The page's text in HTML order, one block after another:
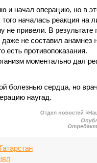
и начал операцию, но в
началась реакция на
не привели. В результате
не составил анамнез
есть противопоказания.
моментально дал
болезнью сердца, но
наугад.
Отдел новостей